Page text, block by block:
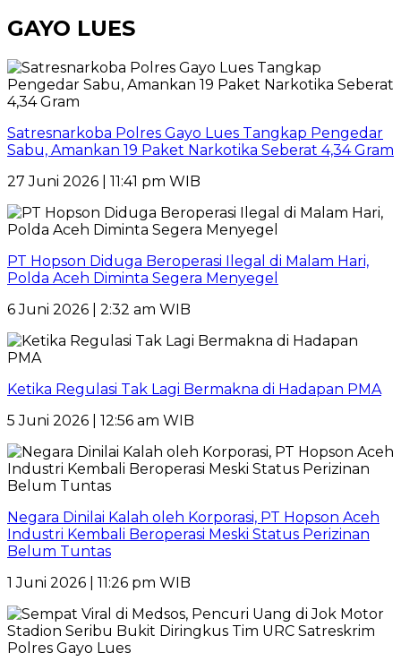
GAYO LUES
Satresnarkoba Polres Gayo Lues Tangkap Pengedar
Sabu, Amankan 19 Paket Narkotika Seberat 4,34 Gram
27 Juni 2026 | 11:41 pm WIB
PT Hopson Diduga Beroperasi Ilegal di Malam Hari,
Polda Aceh Diminta Segera Menyegel
6 Juni 2026 | 2:32 am WIB
Ketika Regulasi Tak Lagi Bermakna di Hadapan PMA
5 Juni 2026 | 12:56 am WIB
Negara Dinilai Kalah oleh Korporasi, PT Hopson Aceh
Industri Kembali Beroperasi Meski Status Perizinan
Belum Tuntas
1 Juni 2026 | 11:26 pm WIB